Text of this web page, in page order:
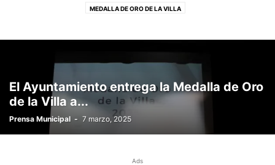
MEDALLA DE ORO DE LA VILLA
El Ayuntamiento entrega la Medalla de Oro
de la Villa a...
Prensa Municipal - 7 marzo, 2025
Ads